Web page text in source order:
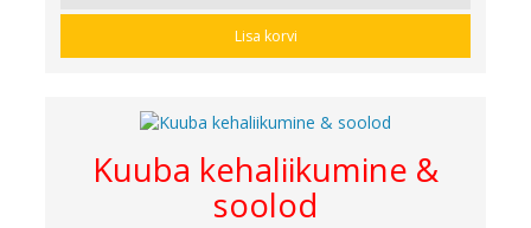
Lisa korvi
Kuuba kehaliikumine &
soolod